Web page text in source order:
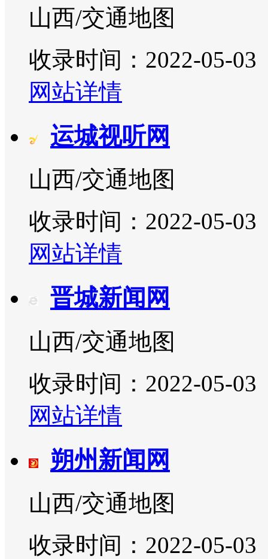
山西/交通地图
收录时间：2022-05-03
网站详情
运城视听网
山西/交通地图
收录时间：2022-05-03
网站详情
晋城新闻网
山西/交通地图
收录时间：2022-05-03
网站详情
朔州新闻网
山西/交通地图
收录时间：2022-05-03